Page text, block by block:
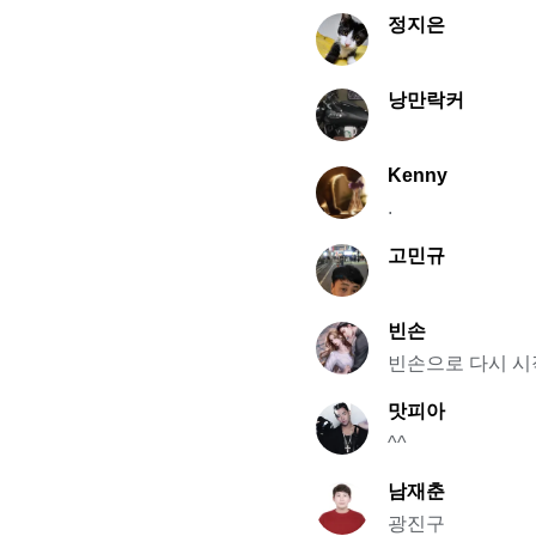
정지은
낭만락커
Kenny
.
고민규
빈손
빈손으로 다시 시
맛피아
^^
남재춘
광진구